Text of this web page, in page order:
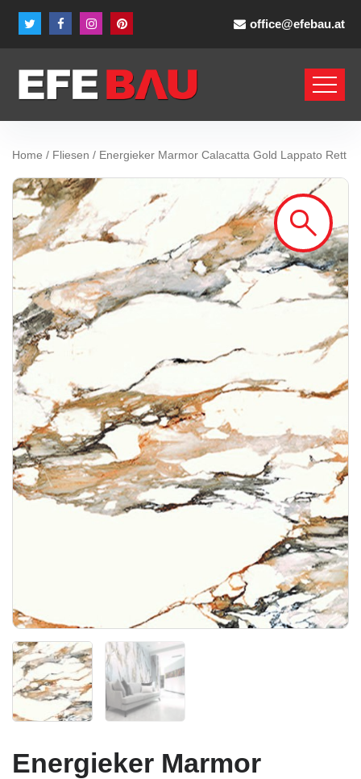
office@efebau.at
Home / Fliesen / Energieker Marmor Calacatta Gold Lappato Rett
Energieker Marmor